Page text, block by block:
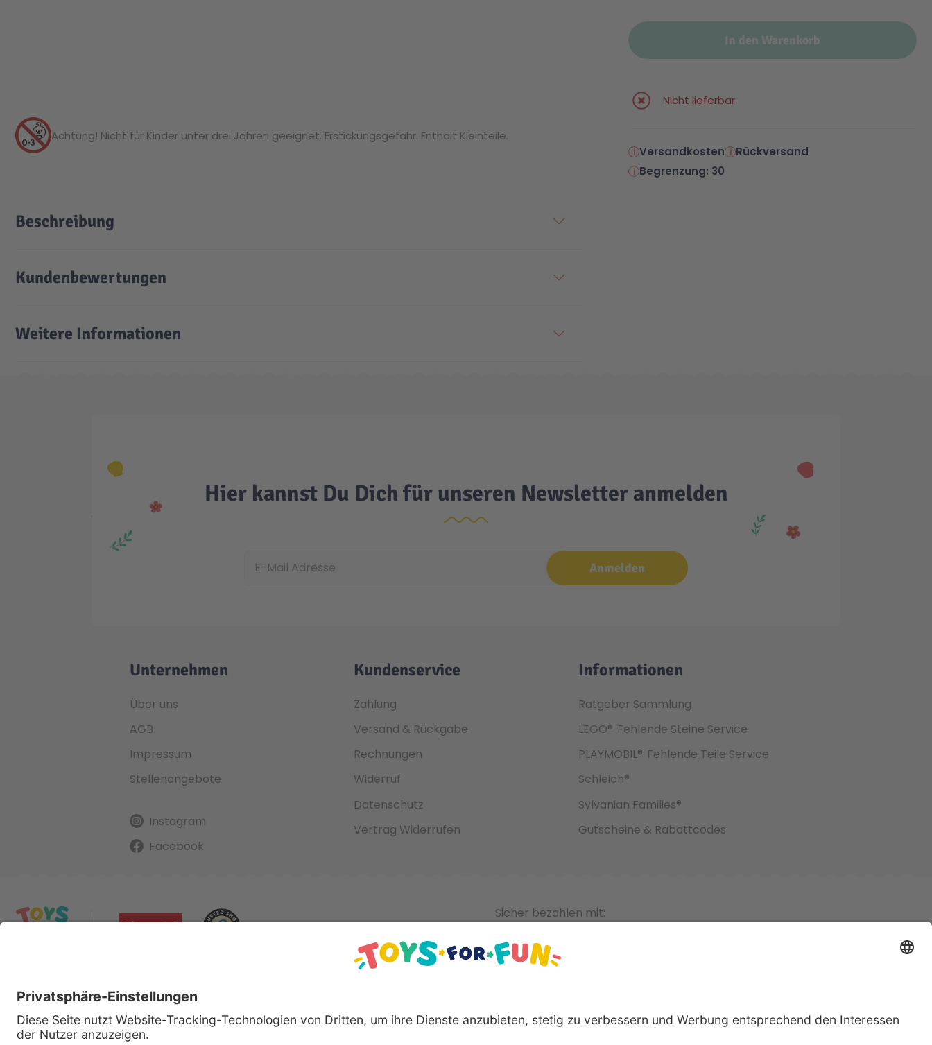
In den Warenkorb
Nicht lieferbar
Versandkosten
Rückversand
Begrenzung: 30
Achtung! Nicht für Kinder unter drei Jahren geeignet. Erstickungsgefahr. Enthält Kleinteile.
Beschreibung
Kundenbewertungen
Weitere Informationen
Hier kannst Du Dich für unseren Newsletter anmelden
Anmelden
Unternehmen
Über uns
AGB
Impressum
Stellenangebote
Instagram
Facebook
Kundenservice
Zahlung
Versand & Rückgabe
Rechnungen
Widerruf
Datenschutz
Vertrag Widerrufen
Informationen
Ratgeber Sammlung
LEGO® Fehlende Steine Service
PLAYMOBIL® Fehlende Teile Service
Schleich®
Sylvanian Families®
Gutscheine & Rabattcodes
Sicher bezahlen mit: